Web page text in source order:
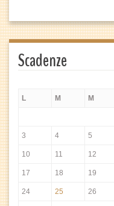
Scadenze
L
M M
3 4 5
10 11 12
17 18 19
24 25 26